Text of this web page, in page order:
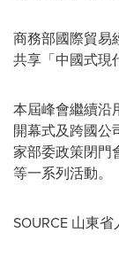
商務部國際貿易
共享「中國式現
本屆峰會繼續沿
開幕式及跨國公
家部委政策閉門
等一系列活動。
SOURCE 山東